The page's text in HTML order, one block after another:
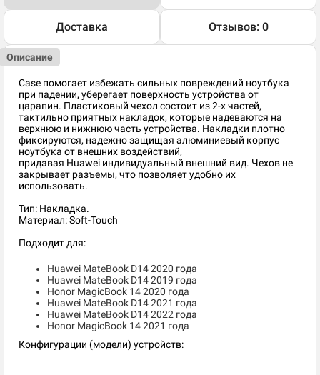
Доставка Отзывов: 0
Описание
Case помогает избежать сильных повреждений ноутбука
при падении, уберегает поверхность устройства от
царапин. Пластиковый чехол состоит из 2-х частей,
тактильно приятных накладок, которые надеваются на
верхнюю и нижнюю часть устройства. Накладки плотно
фиксируются, надежно защищая алюминиевый корпус
ноутбука от внешних воздействий,
придавая Huawei индивидуальный внешний вид. Чехов не
закрывает разъемы, что позволяет удобно их
использовать.
Тип: Накладка.
Материал: Soft-Touch
Подходит для:
Huawei MateBook D14 2020 года
Huawei MateBook D14 2019 года
Honor MagicBook 14 2020 года
Huawei MateBook D14 2021 года
Huawei MateBook D14 2022 года
Honor MagicBook 14 2021 года
Конфигурации (модели) устройств: